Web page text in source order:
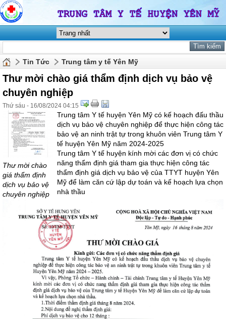
Tin Tức Trung tâm y tế Yên Mỹ
Thư mời chào giá thẩm định dịch vụ bảo vệ
chuyên nghiệp
Thứ sáu - 16/08/2024 04:15
Thư mời chào
giá thẩm định
dịch vụ bảo vệ
chuyên nghiệp
Trung tâm Y tế huyện Yên Mỹ có kế hoạch đấu thầu
dịch vụ bảo vệ chuyên nghiệp để thực hiện công tác
bảo vệ an ninh trật tự trong khuôn viên Trung tâm Y
tế huyện Yên Mỹ năm 2024-2025
Trung tâm Y tế huyện kính mời các đơn vị có chức
năng thẩm định giá tham gia thực hiện công tác
thẩm định giá dịch vụ bảo vệ của TTYT huyện Yên
Mỹ để làm căn cứ lập dự toán và kế hoạch lựa chọn
nhà thầu